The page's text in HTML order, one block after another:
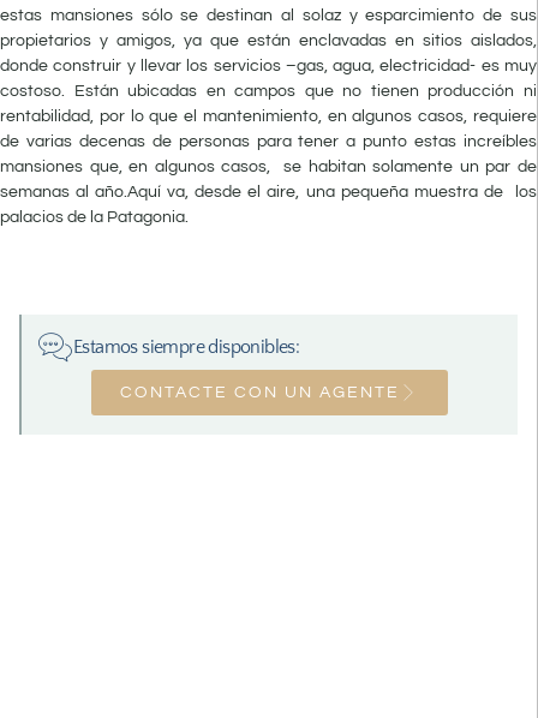
estas mansiones sólo se destinan al solaz y esparcimiento de sus
propietarios y amigos, ya que están enclavadas en sitios aislados,
donde construir y llevar los servicios –gas, agua, electricidad- es muy
costoso. Están ubicadas en campos que no tienen producción ni
rentabilidad, por lo que el mantenimiento, en algunos casos, requiere
de varias decenas de personas para tener a punto estas increíbles
mansiones que, en algunos casos, se habitan solamente un par de
semanas al año.Aquí va, desde el aire, una pequeña muestra de los
palacios de la Patagonia.
Estamos siempre disponibles:
CONTACTE CON UN AGENTE